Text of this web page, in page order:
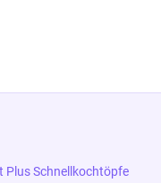
Schnellkochtöpfe